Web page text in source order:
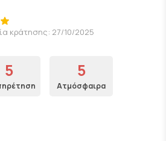
κράτησης: 27/10/2025
5 5
Ατμόσφαιρα